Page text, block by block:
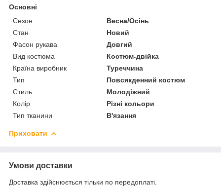
Основні
Сезон
Весна/Осінь
Стан
Новий
Фасон рукава
Довгий
Вид костюма
Костюм-двійка
Країна виробник
Туреччина
Тип
Повсякденний костюм
Стиль
Молодіжний
Колір
Різні кольори
Тип тканини
В'язання
Приховати
Умови доставки
Доставка здійснюється тільки по передоплаті.